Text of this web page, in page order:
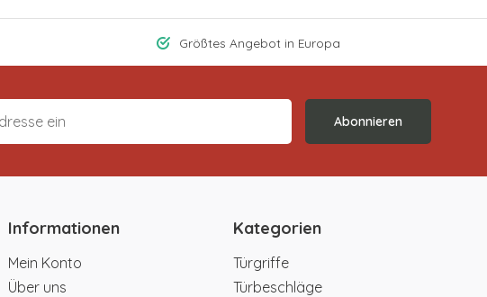
Größtes Angebot in Europa
Abonnieren
Informationen
Mein Konto
Über uns
Kategorien
Türgriffe
Türbeschläge